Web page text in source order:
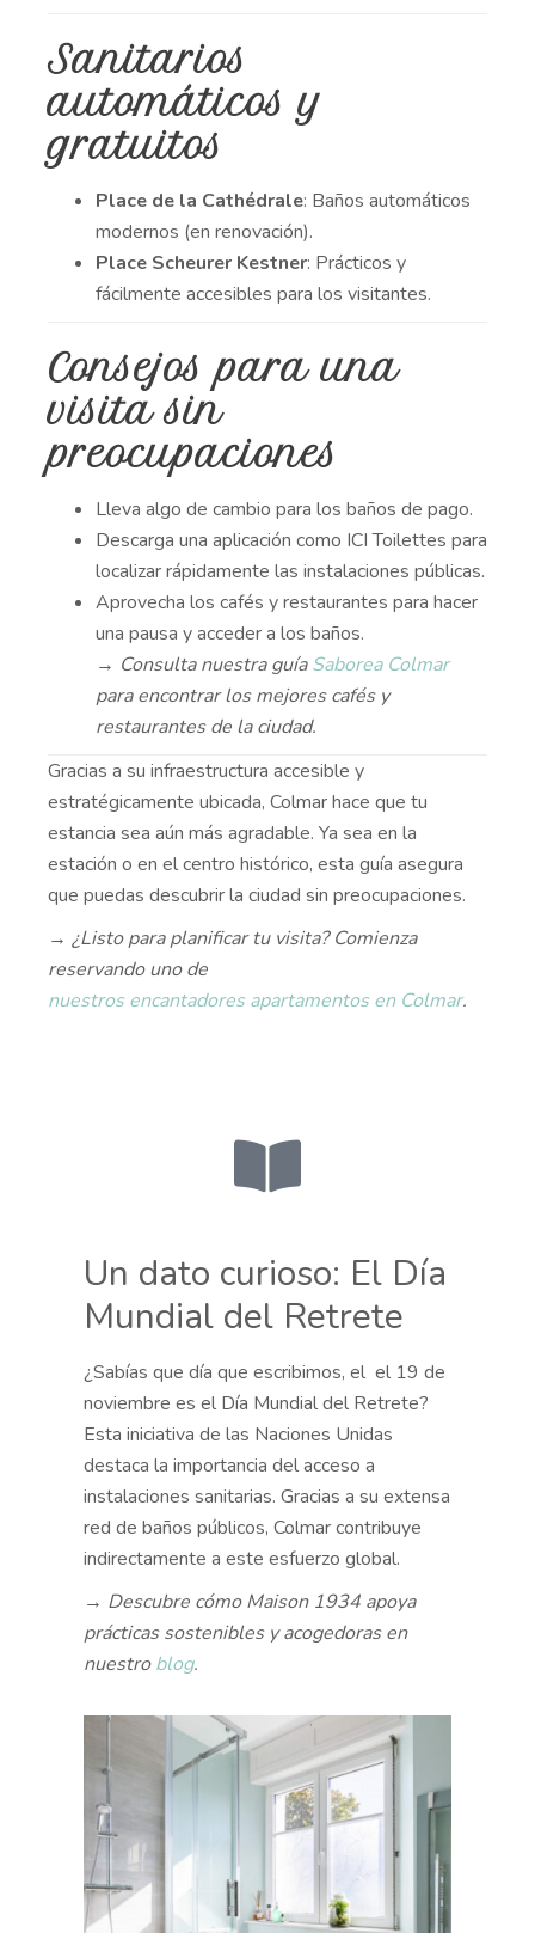
Sanitarios
automáticos y
gratuitos
Place de la Cathédrale: Baños automáticos
modernos (en renovación).
Place Scheurer Kestner: Prácticos y
fácilmente accesibles para los visitantes.
Consejos para una
visita sin
preocupaciones
Lleva algo de cambio para los baños de pago.
Descarga una aplicación como ICI Toilettes para
localizar rápidamente las instalaciones públicas.
Aprovecha los cafés y restaurantes para hacer
una pausa y acceder a los baños.
→ Consulta nuestra guíaSaborea Colmar
para encontrar los mejores cafés y
restaurantes de la ciudad.
Gracias a su infraestructura accesible y
estratégicamente ubicada, Colmar hace que tu
estancia sea aún más agradable. Ya sea en la
estación o en el centro histórico, esta guía asegura
que puedas descubrir la ciudad sin preocupaciones.
→ ¿Listo para planificar tu visita? Comienza
reservando uno de
nuestros encantadores apartamentos en Colmar.
Un dato curioso: El Día
Mundial del Retrete
¿Sabías que día que escribimos, el el 19 de
noviembre es el Día Mundial del Retrete?
Esta iniciativa de las Naciones Unidas
destaca la importancia del acceso a
instalaciones sanitarias. Gracias a su extensa
red de baños públicos, Colmar contribuye
indirectamente a este esfuerzo global.
→ Descubre cómo Maison 1934 apoya
prácticas sostenibles y acogedoras en
nuestroblog.